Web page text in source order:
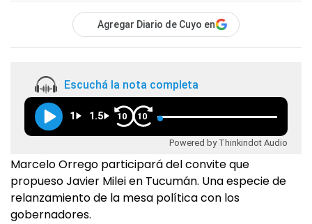
Agregar Diario de Cuyo en
Escuchá la nota completa
1 1.5 10 10
Powered by Thinkindot Audio
Marcelo Orrego participará del convite que
propueso Javier Milei en Tucumán. Una especie de
relanzamiento de la mesa política con los
gobernadores.